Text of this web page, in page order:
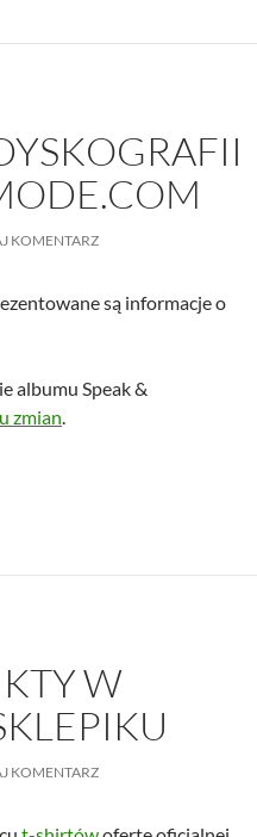
KOMENTARZ
są informacje o
albumu Speak &
zmian.
W
KOMENTARZ